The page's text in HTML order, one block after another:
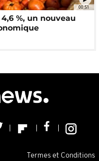
00:51
%, un nouveau
Termes et Conditions